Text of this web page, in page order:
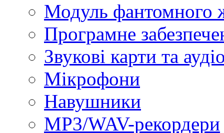
Модуль фантомного
Програмне
Звукові карти та
Мікрофони
Навушники
MP3/WAV-рекордери